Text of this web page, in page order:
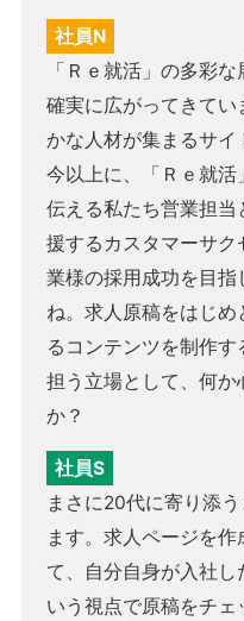
社員N
「Ｒｅ就活」の多彩
確実に広がってきて
かな人材が集まるサイ
今以上に、「Ｒｅ就
伝える私たち営業担
援するカスタマーサ
業様の採用成功を目指
ね。求人原稿をはじ
るコンテンツを制作
担う立場として、何
か？
社員S
まさに20代に寄り添
ます。求人ページを
て、自分自身が入社
いう視点で原稿をチ